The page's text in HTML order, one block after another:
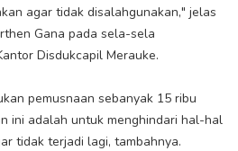
agar tidak disalahgunakan," jelas
Gana pada sela-sela
Disdukcapil Merauke.
pemusnaan sebanyak 15 ribu
ini adalah untuk menghindari hal-hal
tidak terjadi lagi, tambahnya.